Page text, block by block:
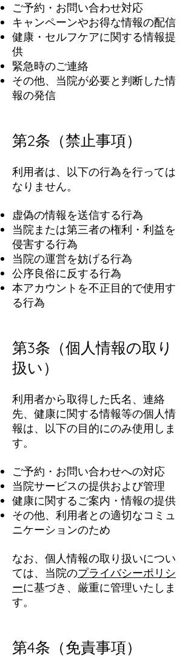
ご予約・お問い合わせ対応
キャンペーンやお得な情報の配信
健康・セルフケアに関する情報提
供
緊急時のご連絡
その他、当院が必要と判断した情
報の発信
第2条（禁止事項）
利用者は、以下の行為を行っては
なりません。
虚偽の情報を送信する行為
当院または第三者の権利・利益を
侵害する行為
当院の運営を妨げる行為
公序良俗に反する行為
本アカウントを不正目的で使用す
る行為
第3条（個人情報の取り
扱い）
利用者から取得した氏名、連絡
先、健康に関する情報等の個人情
報は、以下の目的にのみ使用しま
す。
ご予約・お問い合わせへの対応
当院サービスの提供および管理
健康に関するご案内・情報の提供
その他、利用者との適切なコミュ
ニケーションのため
なお、個人情報の取り扱いについ
ては、当院のプライバシーポリシ
ーに基づき、厳重に管理いたしま
す。
第4条（免責事項）